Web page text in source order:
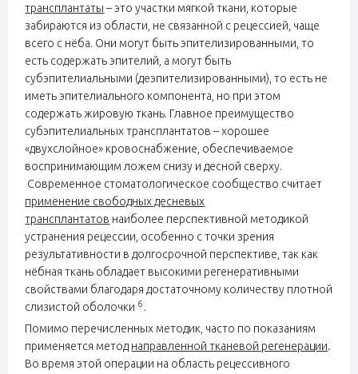
трансплантаты – это участки мягкой ткани, которые
забираются из области, не связанной с рецессией, чаще
всего с нёба. Они могут быть эпителизированными, то
есть содержать эпителий, а могут быть
субэпителиальными (деэпителизированными), то есть не
иметь эпителиального компонента, но при этом
содержать жировую ткань. Главное преимущество
субэпителиальных трансплантатов – хорошее
«двухслойное» кровоснабжение, обеспечиваемое
воспринимающим ложем снизу и десной сверху.
Современное стоматологическое сообщество считает
применение свободных десневых
трансплантатов наиболее перспективной методикой
устранения рецессии, особенно с точки зрения
результативности в долгосрочной перспективе, так как
нёбная ткань обладает высокими регенеративными
свойствами благодаря достаточному количеству плотной
слизистой оболочки 6 .
Помимо перечисленных методик, часто по показаниям
применяется метод направленной тканевой регенерации.
Во время этой операции на область рецессивного